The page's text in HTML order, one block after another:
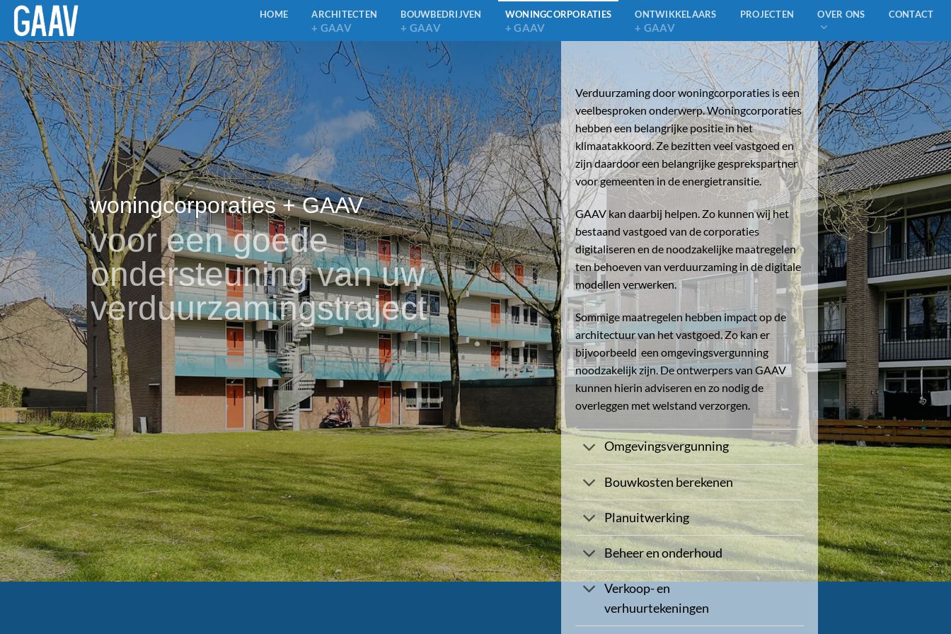
naar
inhoud
HOME ARCHITECTEN
+ GAAV
BOUWBEDRIJVEN
+ GAAV
WONINGCORPORATIES
+ GAAV
ONTWIKKELAARS
+ GAAV
PROJECTEN OVER ONS CONTACT
woningcorporaties + GAAV
voor een goede
ondersteuning van uw
verduurzamingstraject
Verduurzaming door woningcorporaties is een
veelbesproken onderwerp. Woningcorporaties
hebben een belangrijke positie in het
klimaatakkoord. Ze bezitten veel vastgoed en
zijn daardoor een belangrijke gesprekspartner
voor gemeenten in de energietransitie.
GAAV kan daarbij helpen. Zo kunnen wij het
bestaand vastgoed van de corporaties
digitaliseren en de noodzakelijke maatregelen
ten behoeven van verduurzaming in de digitale
modellen verwerken.
Sommige maatregelen hebben impact op de
architectuur van het vastgoed. Zo kan er
bijvoorbeeld een omgevingsvergunning
noodzakelijk zijn. De ontwerpers van GAAV
kunnen hierin adviseren en zo nodig de
overleggen met welstand verzorgen.
Omgevingsvergunning
Bouwkosten berekenen
Planuitwerking
Beheer en onderhoud
Verkoop- en
verhuurtekeningen